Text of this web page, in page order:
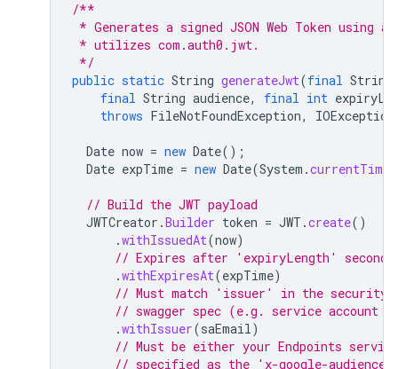
/**
* Generates a signed JSON Web Token using
* utilizes com.auth0.jwt.
*/
public static String generateJwt(final String
final String audience, final int
throws FileNotFoundException, IOException
Date now = new Date();
Date expTime = new Date(System .
// Build the JWT payload
JWTCreator .Builder token = JWT .create()
.withIssuedAt(now)
// Expires after 'expiryLength' seconds
.withExpiresAt(expTime)
// Must match 'issuer' in the security
// swagger spec (e.g. service account
.withIssuer(saEmail)
// Must be either your Endpoints
// specified as the 'x-google-audience'